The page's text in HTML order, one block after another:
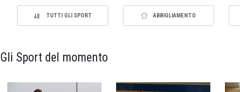
TUTTI GLI SPORT ABBIGLIAMENTO
Gli Sport del momento